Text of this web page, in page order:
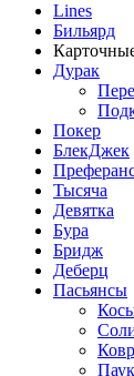
Lines
Бильярд
Дурак
Покер
БлекДжек
Тысяча
Девятка
Бура
Бридж
Деберц
Пасьянсы
Паук